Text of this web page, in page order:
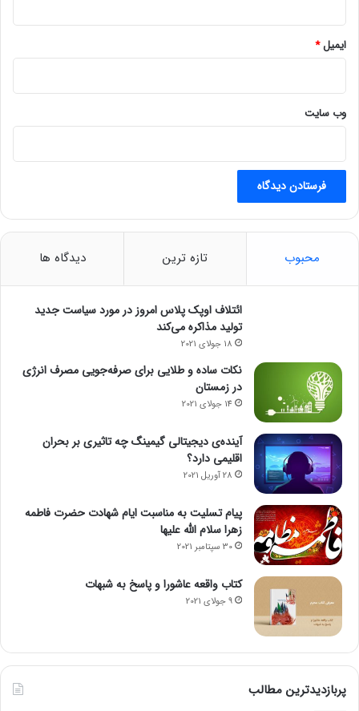
ر
ی
د
ر
ا
ه
د
ایمیل*
وب‌ سایت
محبوب تازه ترین دیدگاه ها
ائتلاف اوپک پلاس امروز در مورد سیاست جدید
تولید مذاکره می‌کند
18 جولای 2021
نکات ساده و طلایی برای صرفه‌جویی مصرف انرژی
در زمستان
14 جولای 2021
آینده‌ی دیجیتالی گیمینگ چه تاثیری بر بحران
اقلیمی دارد؟
28 آوریل 2021
پیام تسلیت به مناسبت ایام شهادت حضرت فاطمه
زهرا سلام الله علیها
30 سپتامبر 2021
کتاب واقعه عاشورا و پاسخ به شبهات
9 جولای 2021
پربازدیدترین مطالب